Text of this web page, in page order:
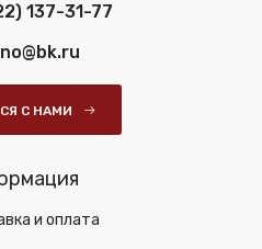
137-31-77
С НАМИ
и оплата